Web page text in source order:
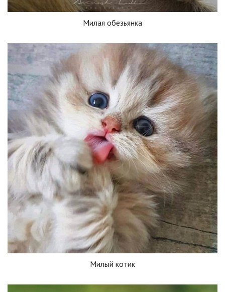
Милая обезьянка
Милый котик